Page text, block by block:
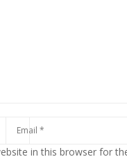
in this browser for